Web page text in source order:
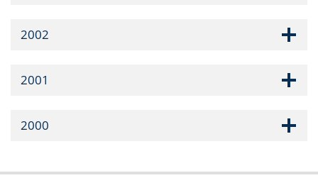
2002
2001
2000